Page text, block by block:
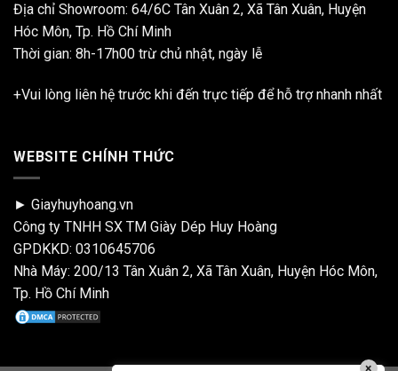
Địa chỉ Showroom: 64/6C Tân Xuân 2, Xã Tân Xuân, Huyện
Hóc Môn, Tp. Hồ Chí Minh
Thời gian: 8h-17h00 trừ chủ nhật, ngày lễ
+Vui lòng liên hệ trước khi đến trực tiếp để hỗ trợ nhanh nhất
WEBSITE CHÍNH THỨC
► Giayhuyhoang.vn
Công ty TNHH SX TM Giày Dép Huy Hoàng
GPDKKD: 0310645706
Nhà Máy: 200/13 Tân Xuân 2, Xã Tân Xuân, Huyện Hóc Môn,
Tp. Hồ Chí Minh